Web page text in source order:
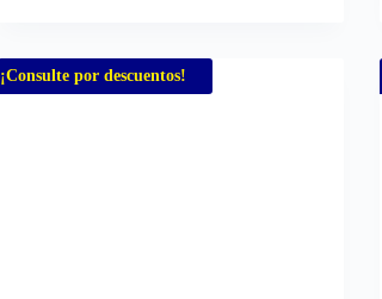
¡Consulte por descuentos!